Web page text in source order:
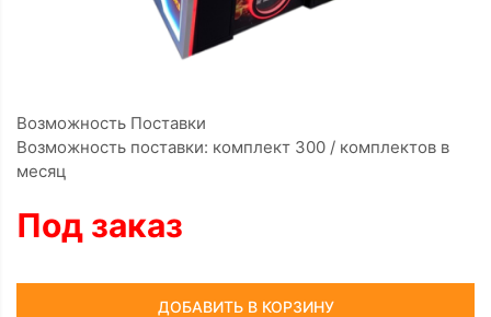
Возможность Поставки
Возможность поставки: комплект 300 / комплектов в
месяц
Под заказ
ДОБАВИТЬ В КОРЗИНУ